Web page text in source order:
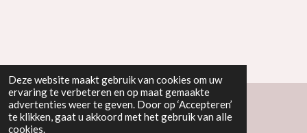
Deze website maakt gebruik van cookies om uw
ervaring te verbeteren en op maat gemaakte
advertenties weer te geven. Door op ‘Accepteren’
te klikken, gaat u akkoord met het gebruik van alle
cookies.
Powered byJouwWeb